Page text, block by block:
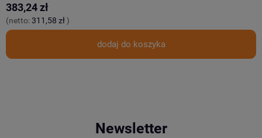
383,24 zł
(netto:311,58 zł)
dodaj do koszyka
Newsletter